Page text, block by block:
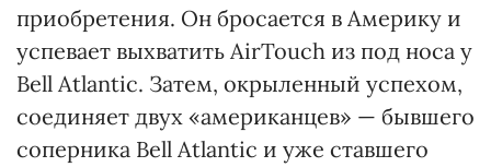
приобретения. Он бросается в Америку и
успевает выхватить АirTouch из под носа у
Bell Atlantic. Затем, окрыленный успехом,
соединяет двух «американцев» — бывшего
соперника Bell Atlantic и уже ставшего